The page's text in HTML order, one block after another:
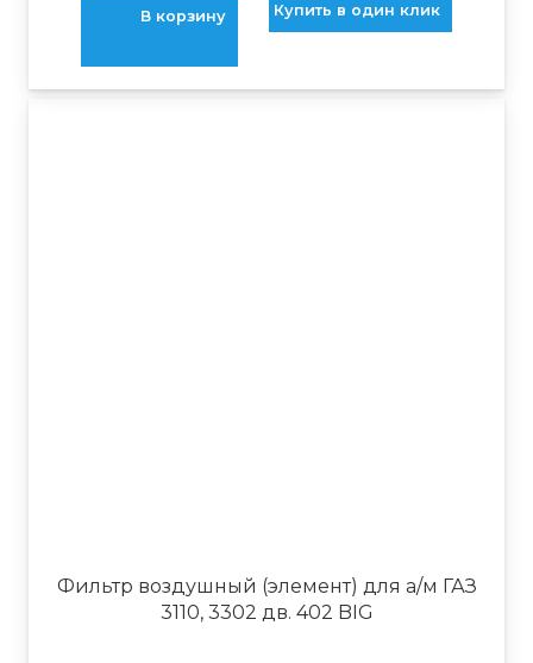
В корзину Купить в один клик
Фильтр воздушный (элемент) для а/м ГАЗ
3110, 3302 дв. 402 BIG